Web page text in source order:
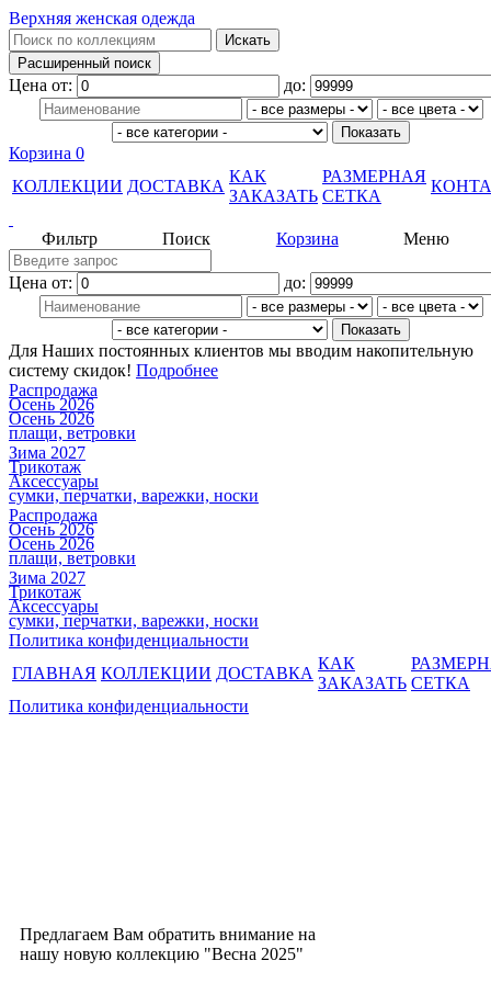
Верхняя женская одежда
Цена от: до:
Корзина 0
КОЛЛЕКЦИИ ДОСТАВКА
КАК
ЗАКАЗАТЬ
РАЗМЕРНАЯ
СЕТКА
Меню
Корзина
Поиск
Фильтр
Цена от: до:
Для Наших постоянных клиентов мы вводим накопительную
систему скидок! Подробнее
Распродажа
Осень 2026
Осень 2026
плащи, ветровки
Зима 2027
Трикотаж
Аксессуары
сумки, перчатки, варежки, носки
Распродажа
Осень 2026
Осень 2026
плащи, ветровки
Зима 2027
Трикотаж
Аксессуары
сумки, перчатки, варежки, носки
Политика конфиденциальности
ГЛАВНАЯ КОЛЛЕКЦИИ ДОСТАВКА
КАК
ЗАКАЗАТЬ СЕТКА
Политика конфиденциальности
Предлагаем Вам обратить внимание на
нашу новую коллекцию "Весна 2025"